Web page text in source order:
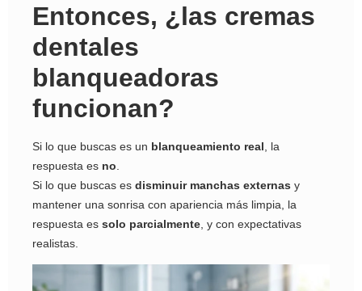
Entonces, ¿las cremas
dentales
blanqueadoras
funcionan?
Si lo que buscas es un blanqueamiento real , la
respuesta es no
Si lo que buscas es disminuir manchas externas y
mantener una sonrisa con apariencia más limpia, la
respuesta es solo parcialmente , y con expectativas
realistas.